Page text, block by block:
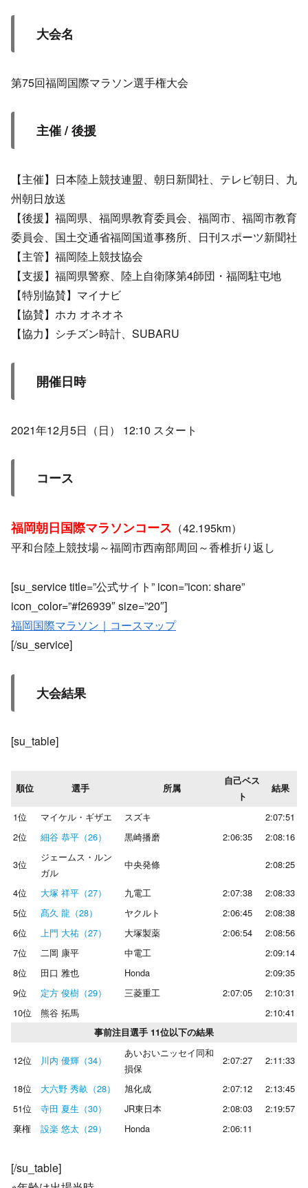
大会名
第75回福岡国際マラソン選手権大会
主催 / 後援
【主催】日本陸上競技連盟、朝日新聞社、テレビ朝日、九
州朝日放送
【後援】福岡県、福岡県教育委員会、福岡市、福岡市教育
委員会、国土交通省福岡国道事務所、日刊スポーツ新聞社
【主管】福岡陸上競技協会
【支援】福岡県警察、陸上自衛隊第4師団・福岡駐屯地
【特別協賛】マイナビ
【協賛】ホカ オネオネ
【協力】シチズン時計、SUBARU
開催日時
2021年12月5日（日） 12:10 スタート
コース
福岡朝日国際マラソンコース （42.195km）
平和台陸上競技場～福岡市西南部周回～香椎折り返し
[su_service title=”公式サイト” icon=”icon: share”
icon_color=”#f26939″ size=”20″]
福岡国際マラソン｜コースマップ
[/su_service]
大会結果
[su_table]
順位 選手 所属
自己ベス
ト
結果
1位 マイケル・ギザエ スズキ
2:07:51
2位
細谷 恭平（26） 黒崎播磨 2:06:35 2:08:16
3位
ジェームス・ルン
ガル
中央発條 2:08:25
4位 大塚 祥平（27） 九電工 2:07:38
2:08:33
5位
髙久 龍（28） ヤクルト 2:06:45
2:08:38
6位
上門 大祐（27） 大塚製薬 2:06:54
2:08:56
7位
二岡 康平 中電工
2:09:14
8位
田口 雅也 Honda
2:09:35
9位
定方 俊樹（29） 三菱重工 2:07:05
2:10:31
10位
熊谷 拓馬 2:10:41
事前注目選手 11位以下の結果
12位 川内 優輝（34）
あいおいニッセイ同和
損保
2:07:27 2:11:33
18位 大六野 秀畝（28） 旭化成 2:07:12
2:13:45
51位
寺田 夏生（30） JR東日本 2:08:03
2:19:57
棄権
設楽 悠太（29） Honda 2:06:11
[/su_table]